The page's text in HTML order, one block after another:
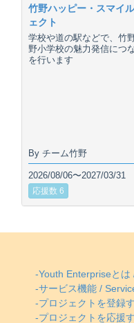
竹野ハッピー・スマイ
ェクト
学校や道の駅などで、竹
野小学校の魅力発信につ
を行います
By チーム竹野
2026/08/06〜2027/03/31
応援数 6
-Youth Enterpriseと
-サービス機能 /
-プロジェクトを登録
-プロジェクトを応援